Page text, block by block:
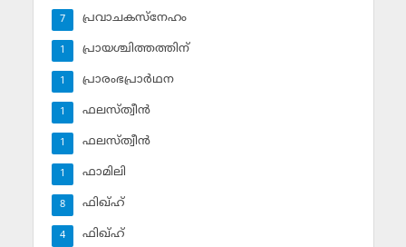
പ്രവാചകസ്‌നേഹം
7
പ്രായശ്ചിത്തത്തിന്
1
പ്രാരംഭപ്രാര്‍ഥന
1
ഫലസ്ത്വീൻ
1
ഫലസ്ത്വീൻ
1
ഫാമിലി
1
ഫിഖ്ഹ്
8
ഫിഖ്ഹ്‌
4